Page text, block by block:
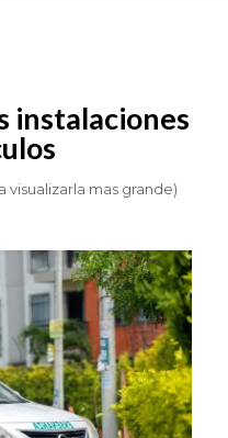
instalaciones
visualizarla mas grande)